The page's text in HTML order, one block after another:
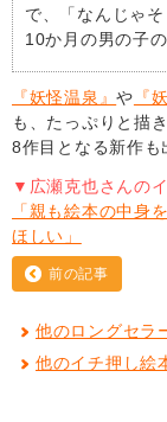
で、「なんじゃ
10か月の男の子の
『妖怪温泉』や 『
も、たっぷりと描
8作目となる新作も
▼広瀬克也さんの
「親も絵本の中身
ほしい」
前の記事
他のロングセラ
他のイチ押し絵